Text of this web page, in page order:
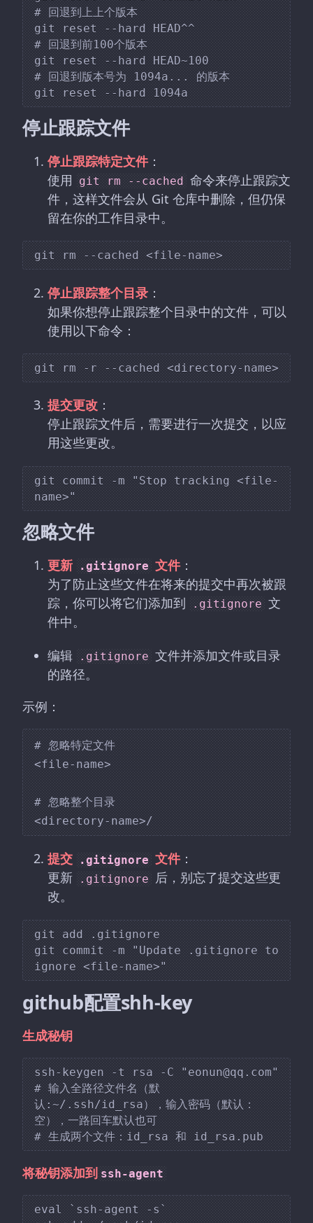
# 回退到上上个版本
git reset --hard HEAD^^
# 回退到前100个版本
git reset --hard HEAD~100
# 回退到版本号为 1094a... 的版本
停止跟踪文件
停止跟踪特定文件：
使用 git rm --cached 命令来停止跟踪文
件，这样文件会从 Git 仓库中删除，但仍保
留在你的工作目录中。
停止跟踪整个目录 ：
如果你想停止跟踪整个目录中的文件，可以
使用以下命令：
提交更改 ：
停止跟踪文件后，需要进行一次提交，以应
用这些更改。
git commit -m "Stop tracking <file-
忽略文件
更新 .gitignore 文件：
为了防止这些文件在将来的提交中再次被跟
踪，你可以将它们添加到 .gitignore 文
件中。
编辑 .gitignore 文件并添加文件或目录
的路径。
示例：
# 忽略特定文件
<file-name>
# 忽略整个目录
提交 .gitignore 文件：
更新 .gitignore 后，别忘了提交这些更
改。
git add .gitignore
git commit -m "Update .gitignore to
github配置shh-key
生成秘钥
ssh-keygen -t rsa -C "eonun@qq.com"
# 输入全路径文件名（默
认:~/.ssh/id_rsa），输入密码（默认：
空），一路回车默认也可
将秘钥添加到 ssh-agent
eval `ssh-agent -s`